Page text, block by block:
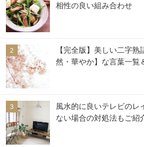
相性の良い組み合わせ
【完全版】美しい二字
然・華やか】な言葉一覧
風水的に良いテレビのレ
ない場合の対処法もご紹